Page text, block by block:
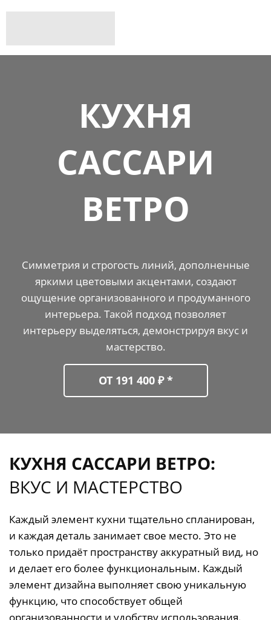
КУХНЯ
САССАРИ
ВЕТРО
Симметрия и строгость линий, дополненные
яркими цветовыми акцентами, создают
ощущение организованного и продуманного
интерьера. Такой подход позволяет
интерьеру выделяться, демонстрируя вкус и
мастерство.
ОТ 191 400 ₽ *
КУХНЯ САССАРИ ВЕТРО:
ВКУС И МАСТЕРСТВО
Каждый элемент кухни тщательно спланирован,
и каждая деталь занимает свое место. Это не
только придаёт пространству аккуратный вид, но
и делает его более функциональным. Каждый
элемент дизайна выполняет свою уникальную
функцию, что способствует общей
организованности и удобству использования.